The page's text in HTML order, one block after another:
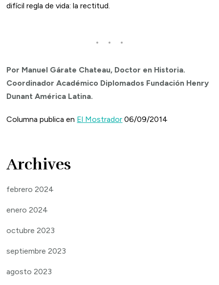
difícil regla de vida: la rectitud.
Por Manuel Gárate Chateau, Doctor en Historia.
Coordinador Académico Diplomados Fundación Henry
Dunant América Latina.
Columna publica en El Mostrador 06/09/2014
Archives
febrero 2024
enero 2024
octubre 2023
septiembre 2023
agosto 2023